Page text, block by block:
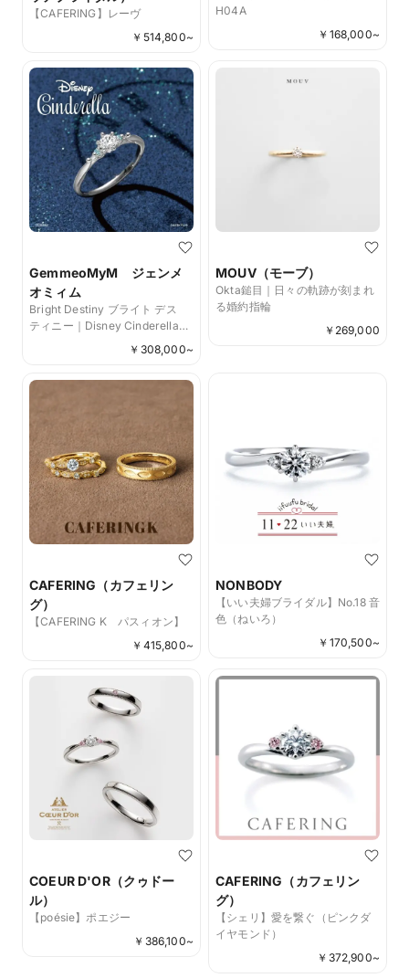
【CAFERING】レーヴ
￥ 514,800~
H04A
￥ 168,000~
GemmeoMyM ジェンメ
オミィム
Bright Destiny ブライト デス
ティニー｜Disney Cinderella
￥ 308,000~
MOUV（モーブ）
Okta鎚目｜日々の軌跡が刻まれ
る婚約指輪
￥ 269,000
CAFERING（カフェリン
グ）
【CAFERING K パスィオン】
￥ 415,800~
NONBODY
【いい夫婦ブライダル】No.18 音
色（ねいろ）
￥ 170,500~
COEUR D'OR（クゥドー
ル）
【poésie】ポエジー
￥ 386,100~
CAFERING（カフェリン
グ）
【シェリ】愛を繋ぐ（ピンクダ
イヤモンド）
￥ 372,900~